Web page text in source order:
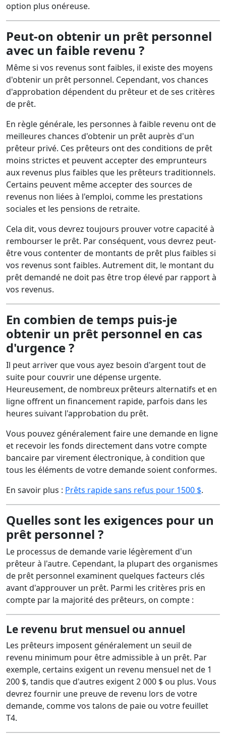
option plus onéreuse.
Peut-on obtenir un prêt personnel
avec un faible revenu ?
Même si vos revenus sont faibles, il existe des moyens
d'obtenir un prêt personnel. Cependant, vos chances
d'approbation dépendent du prêteur et de ses critères
de prêt.
En règle générale, les personnes à faible revenu ont de
meilleures chances d'obtenir un prêt auprès d'un
prêteur privé. Ces prêteurs ont des conditions de prêt
moins strictes et peuvent accepter des emprunteurs
aux revenus plus faibles que les prêteurs traditionnels.
Certains peuvent même accepter des sources de
revenus non liées à l'emploi, comme les prestations
sociales et les pensions de retraite.
Cela dit, vous devrez toujours prouver votre capacité à
rembourser le prêt. Par conséquent, vous devrez peut-
être vous contenter de montants de prêt plus faibles si
vos revenus sont faibles. Autrement dit, le montant du
prêt demandé ne doit pas être trop élevé par rapport à
vos revenus.
En combien de temps puis-je
obtenir un prêt personnel en cas
d'urgence ?
Il peut arriver que vous ayez besoin d'argent tout de
suite pour couvrir une dépense urgente.
Heureusement, de nombreux prêteurs alternatifs et en
ligne offrent un financement rapide, parfois dans les
heures suivant l'approbation du prêt.
Vous pouvez généralement faire une demande en ligne
et recevoir les fonds directement dans votre compte
bancaire par virement électronique, à condition que
tous les éléments de votre demande soient conformes.
En savoir plus : Prêts rapide sans refus pour 1500 $.
Quelles sont les exigences pour un
prêt personnel ?
Le processus de demande varie légèrement d'un
prêteur à l'autre. Cependant, la plupart des organismes
de prêt personnel examinent quelques facteurs clés
avant d'approuver un prêt. Parmi les critères pris en
compte par la majorité des prêteurs, on compte :
Le revenu brut mensuel ou annuel
Les prêteurs imposent généralement un seuil de
revenu minimum pour être admissible à un prêt. Par
exemple, certains exigent un revenu mensuel net de 1
200 $, tandis que d'autres exigent 2 000 $ ou plus. Vous
devrez fournir une preuve de revenu lors de votre
demande, comme vos talons de paie ou votre feuillet
T4.